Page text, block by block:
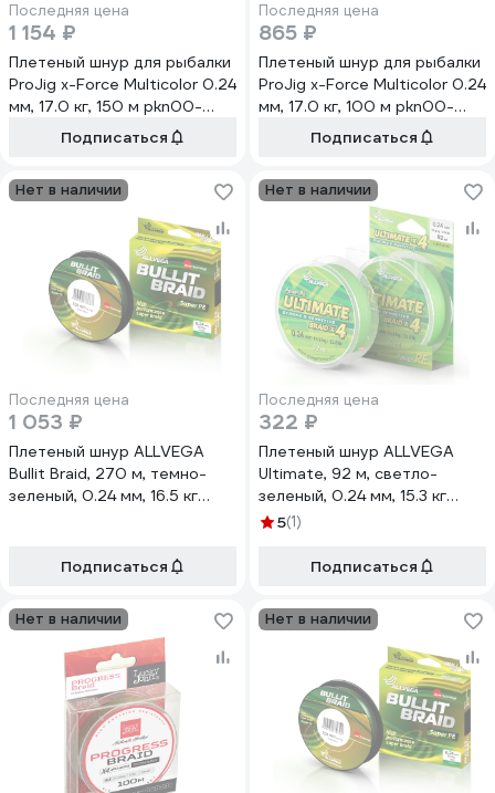
Последняя цена
1 154 ₽
Плетеный шнур для рыбалки
ProJig x-Force Multicolor 0.24
мм, 17.0 кг, 150 м pkn00-
00000060Подписаться
Последняя цена
865 ₽
Плетеный шнур для рыбалки
ProJig x-Force Multicolor 0.24
мм, 17.0 кг, 100 м pkn00-
00000052Подписаться
Нет в наличии
Последняя цена
1 053 ₽
Плетеный шнур ALLVEGA
Bullit Braid, 270 м, темно-
зеленый, 0.24 мм, 16.5 кг
Подписаться
Нет в наличии
Последняя цена
322 ₽
Плетеный шнур ALLVEGA
Ultimate, 92 м, светло-
зеленый, 0.24 мм, 15.3 кг
U92LGR024
5(1)
Подписаться
Нет в наличии Нет в наличии